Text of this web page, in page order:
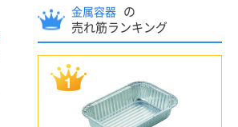
金属容器
の
売れ筋ランキング